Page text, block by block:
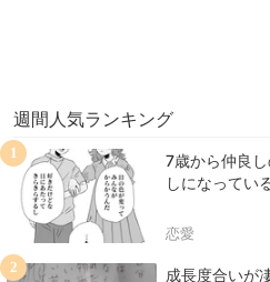
週間人気ランキング
7歳から仲良
しになってい
恋愛
1
成長度合いが
2